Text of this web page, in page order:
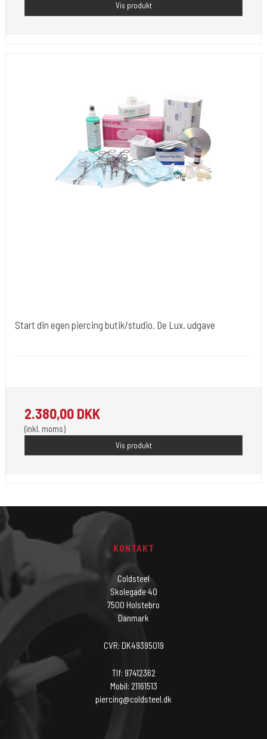
Vis produkt
Start din egen piercing butik/studio. De Lux. udgave
2.380,00 DKK
(inkl. moms)
Vis produkt
KONTAKT
Coldsteel
Skolegade 40
7500 Holstebro
Danmark
CVR: DK49395019
Tlf: 97412362
Mobil: 21161513
piercing@coldsteel.dk